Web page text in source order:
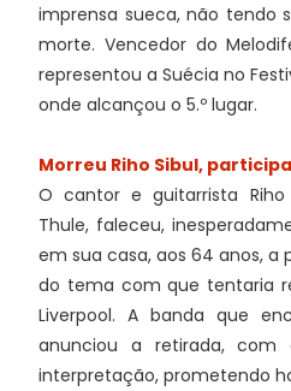
imprensa sueca, não tendo
morte. Vencedor do
representou a Suécia no
onde alcançou o 5.º lugar.
Morreu Riho Sibul,
O cantor e guitarrista
Thule, faleceu,
em sua casa, aos 64 anos, a
do tema com que tentaria
Liverpool. A banda que
anunciou a retirada, com
interpretação, prometendo